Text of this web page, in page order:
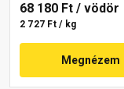
68 180 Ft / vödör
2 727 Ft / kg
Megnézem